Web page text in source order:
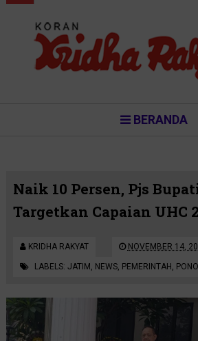
BERANDA
Naik 10 Persen, Pjs
Targetkan Capaian UHC
KRIDHA RAKYAT NOVEMBER 14,
LABELS: JATIM , NEWS, PEMERINTAH ,